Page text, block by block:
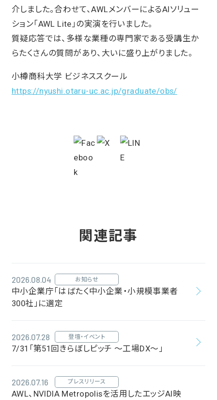
介しました。合わせて、AWLメンバーによるAIソリュー
ション「AWL Lite」の実演を行いました。
質疑応答では、多様な業種の専門家である受講生か
らたくさんの質問があり、大いに盛り上がりました。
小樽商科大学 ビジネススクール
https://nyushi.otaru-uc.ac.jp/graduate/obs/
関連記事
2026.08.04 お知らせ
中小企業庁「はばたく中小企業・小規模事業者
300社」に選定
2026.07.28 登壇・イベント
7/31「第51回きらぼしピッチ ～工場DX～」
2026.07.16 プレスリリース
AWL、NVIDIA Metropolisを活用したエッジAI映